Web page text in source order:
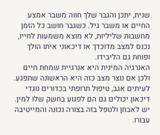
שנית, יתכן והגבר שלך חווה משבר אמצע
החיים או משבר גיל. כשגבר חושב כל הזמן
מחשבות שליליות, לא מוצא משמעות לחייו,
נכנס למצב מדוכדך או דיכאוני איתו הולך
ופוחת גם הליבידו.
האנרגיה המינית היא אנרגיית שמחת חיים
ולכן אם נוצר מצב כזה היא הראשונה שתפגע.
לעיתים אגב, טיפול תרופתי בכדורים נוגדי
דיכאון יכולים גם הם לפגוע בחשק שלו למין.
יש לאבחן ולטפל בזה בצורה נכונה והמייטיבה
עבורו.